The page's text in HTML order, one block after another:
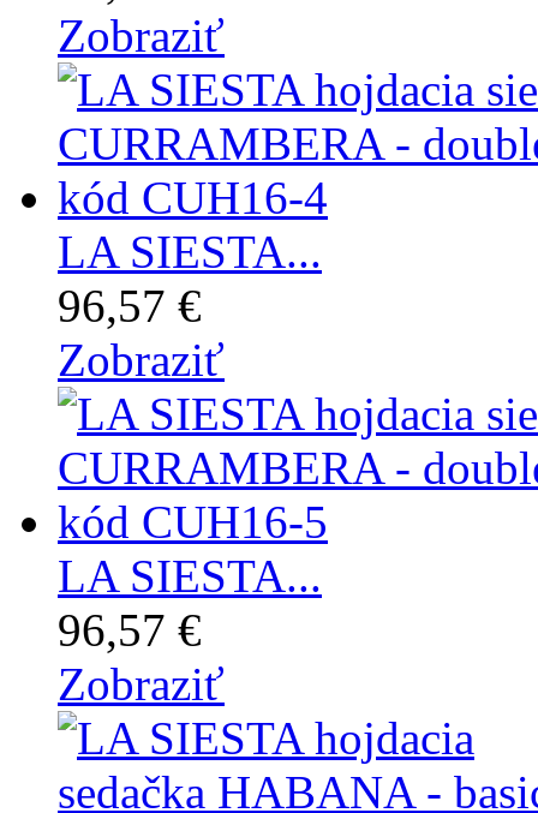
Zobraziť
LA SIESTA...
96,57 €
Zobraziť
LA SIESTA...
96,57 €
Zobraziť